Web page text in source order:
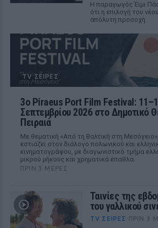
Η παραγωγός Έιμι
ότι η επιλογή του
απόλυτη προσοχή
TV ΣΕΙΡΈΣ
3ο Piraeus Port Film Festival:
Σεπτεμβρίου 2026 στο Δημοτικό
Πειραιά
Με θεματική «Από τη Βαλτική στη
εστιάζει στον διάλογο πολωνικού και
κινηματογράφου, με διαγωνιστικό τμήμα
μικρού μήκους και χρηματικά έπαθλα.
ΠΡΙΝ 3 ΜΈΡΕΣ
Ταινίες της
του γαλλικού
TV ΣΕΙΡΈΣ ΠΡΙΝ 3